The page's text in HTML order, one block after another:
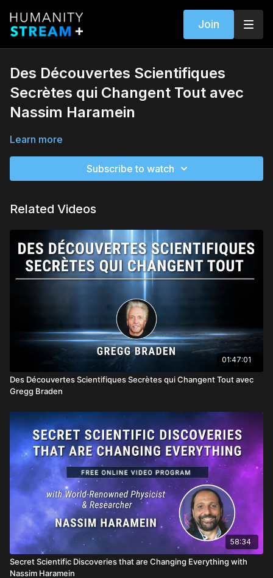
Join
Des Découvertes Scientifiques
Secrètes qui Changent Tout avec
Nassim Haramein
Learn more
Subscribe to watch
Related Videos
01:47:01
Des Découvertes Scientifiques Secrètes qui Changent Tout avec
Gregg Braden
58:34
Secret Scientific Discoveries that are Changing Everything with
Nassim Haramein